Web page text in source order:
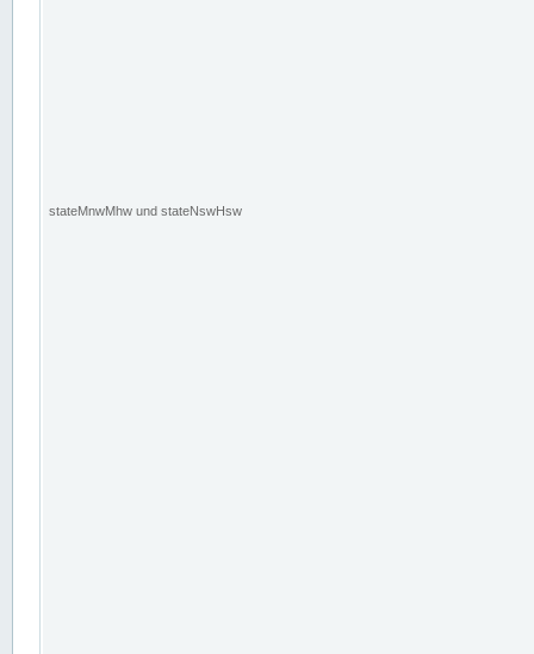
stateMnwMhw und stateNswHsw